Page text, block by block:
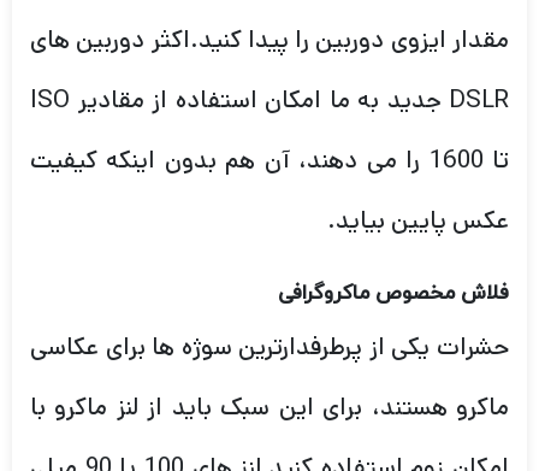
مقدار ایزوی دوربین را پیدا کنید.اکثر دوربین های
DSLR جدید به ما امکان استفاده از مقادیر ISO
تا 1600 را می دهند، آن هم بدون اینکه کیفیت
عکس پایین بیاید.
فلاش مخصوص ماکروگرافی
حشرات یکی از پرطرفدارترین سوژه ها برای عکاسی
ماکرو هستند، برای این سبک باید از لنز ماکرو با